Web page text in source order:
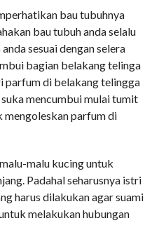
bau tubuhnya
bau tubuh anda selalu
sesuai dengan selera
bagian belakang telinga
parfum di belakang telingga
mencumbui mulai tumit
mengoleskan parfum di
malu kucing untuk
Padahal seharusnya istri
harus dilakukan agar suami
melakukan hubungan